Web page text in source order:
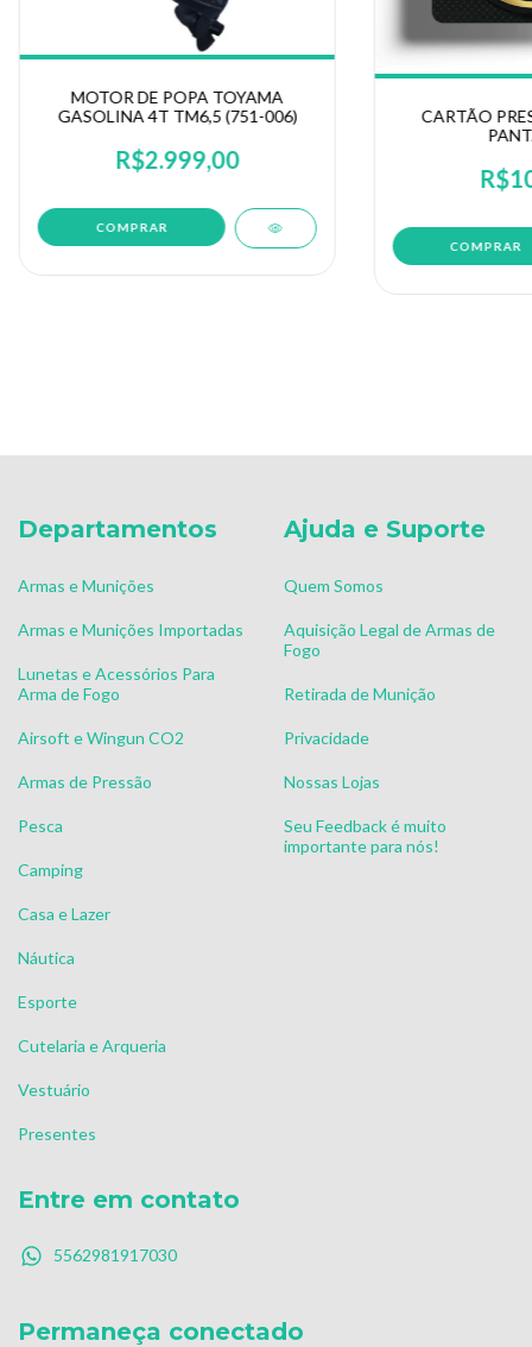
MOTOR DE POPA TOYAMA
GASOLINA 4T TM6,5 (751-006)
R$2.999,00
CARTÃO
COMPRAR
Departamentos
Armas e Munições
Armas e Munições Importadas
Lunetas e Acessórios Para
Arma de Fogo
Airsoft e Wingun CO2
Armas de Pressão
Pesca
Camping
Casa e Lazer
Náutica
Esporte
Cutelaria e Arqueria
Vestuário
Presentes
Ajuda e Suporte
Quem Somos
Aquisição Legal de Armas de
Fogo
Retirada de Munição
Privacidade
Nossas Lojas
Seu Feedback é muito
importante para nós!
Entre em contato
5562981917030
Permaneça conectado